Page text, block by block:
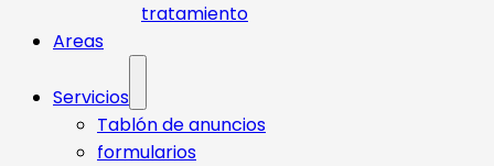
tratamiento
Areas
Servicios
Tablón de anuncios
formularios